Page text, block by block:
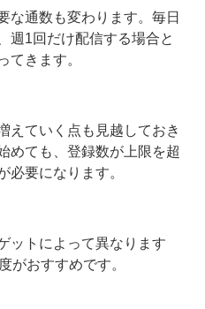
な通数も変わります。毎日
週1回だけ配信する場合と
てきます。
えていく点も見越しておき
めても、登録数が上限を超
必要になります。
ットによって異なります
がおすすめです。